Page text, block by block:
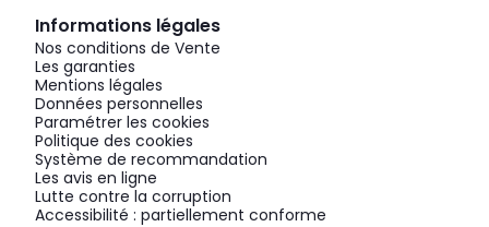
Informations légales
Nos conditions de Vente
Les garanties
Mentions légales
Données personnelles
Paramétrer les cookies
Politique des cookies
Système de recommandation
Les avis en ligne
Lutte contre la corruption
Accessibilité : partiellement conforme